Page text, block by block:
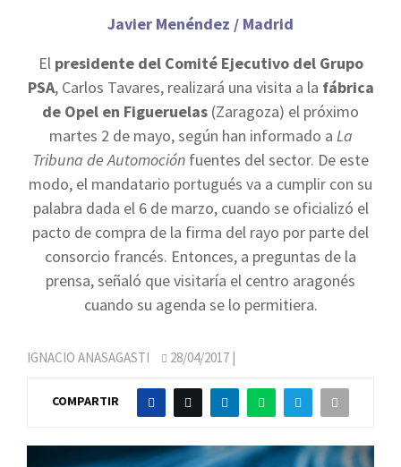
Javier Menéndez / Madrid
El presidente del Comité Ejecutivo del Grupo
PSA, Carlos Tavares, realizará una visita a la fábrica
de Opel en Figueruelas (Zaragoza) el próximo
martes 2 de mayo, según han informado a La
Tribuna de Automoción fuentes del sector. De este
modo, el mandatario portugués va a cumplir con su
palabra dada el 6 de marzo, cuando se oficializó el
pacto de compra de la firma del rayo por parte del
consorcio francés. Entonces, a preguntas de la
prensa, señaló que visitaría el centro aragonés
cuando su agenda se lo permitiera.
IGNACIO ANASAGASTI 28/04/2017 |
COMPARTIR